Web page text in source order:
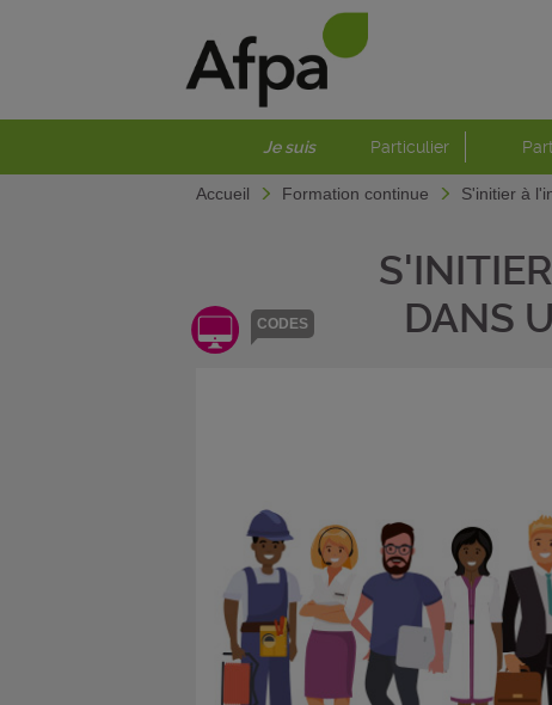
Je suis Particulier
Accueil Formation continue S'initier à
CODES
DANS